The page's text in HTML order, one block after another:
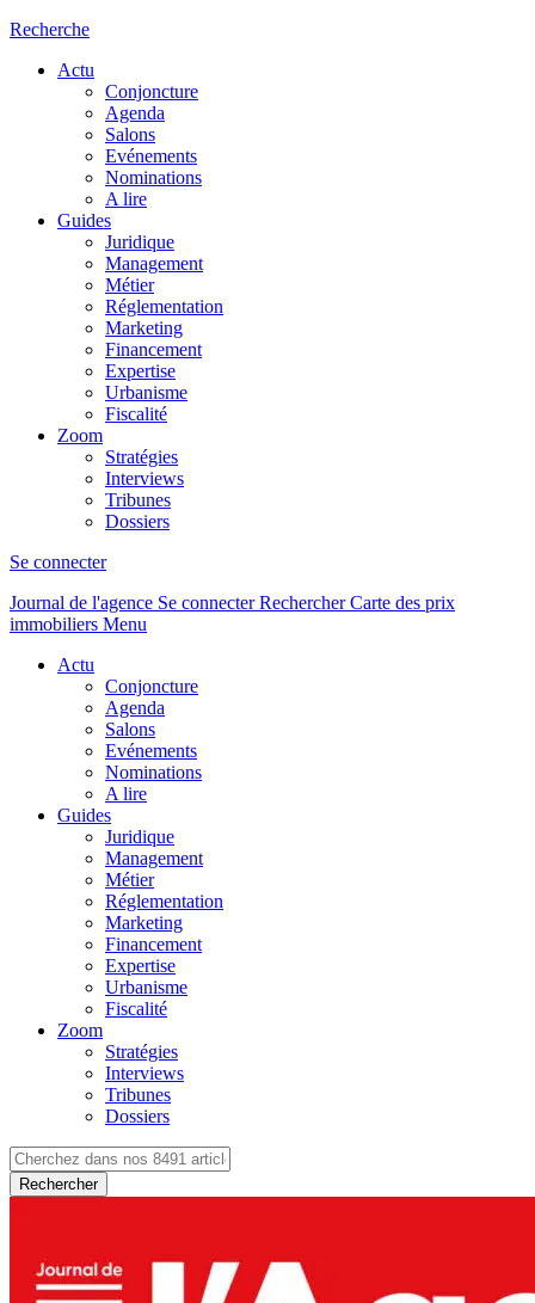
Recherche
Actu
Conjoncture
Agenda
Salons
Evénements
Nominations
A lire
Guides
Juridique
Management
Métier
Réglementation
Marketing
Financement
Expertise
Urbanisme
Fiscalité
Zoom
Stratégies
Interviews
Tribunes
Dossiers
Se connecter
Journal de l'agence Se connecterRechercher Carte des prix
immobiliers Menu
Actu
Conjoncture
Agenda
Salons
Evénements
Nominations
A lire
Guides
Juridique
Management
Métier
Réglementation
Marketing
Financement
Expertise
Urbanisme
Fiscalité
Zoom
Stratégies
Interviews
Tribunes
Dossiers
Rechercher